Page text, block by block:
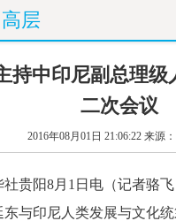
高层
时政 国
体育 人事
思客 地
持中印尼副总理级
二次会议
2016年08月01日 21:06:22来源
阳8月1日电（记者骆飞
东与印尼人类发展与文化